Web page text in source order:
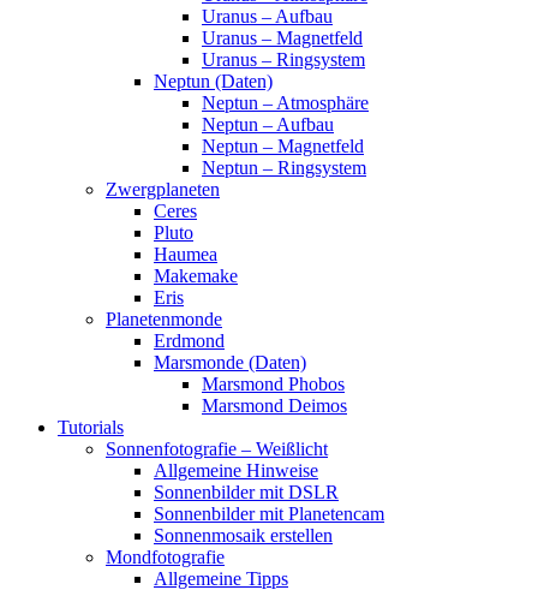
Uranus – Aufbau
Uranus – Magnetfeld
Uranus – Ringsystem
Neptun (Daten)
Neptun – Atmosphäre
Neptun – Aufbau
Neptun – Magnetfeld
Neptun – Ringsystem
Zwergplaneten
Ceres
Pluto
Haumea
Makemake
Eris
Planetenmonde
Erdmond
Marsmonde (Daten)
Marsmond Phobos
Marsmond Deimos
Tutorials
Sonnenfotografie – Weißlicht
Allgemeine Hinweise
Sonnenbilder mit DSLR
Sonnenbilder mit Planetencam
Sonnenmosaik erstellen
Mondfotografie
Allgemeine Tipps